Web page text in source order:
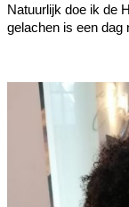
Natuurlijk doe ik de
gelachen is een dag